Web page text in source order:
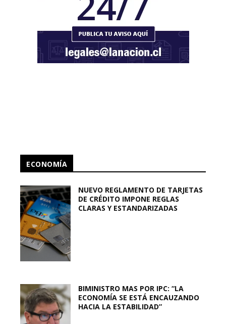
ECONOMÍA
NUEVO REGLAMENTO DE TARJETAS
DE CRÉDITO IMPONE REGLAS
CLARAS Y ESTANDARIZADAS
BIMINISTRO MAS POR IPC: “LA
ECONOMÍA SE ESTÁ ENCAUZANDO
HACIA LA ESTABILIDAD”